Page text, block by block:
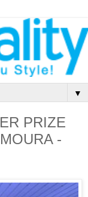
▼
PRIZE
-